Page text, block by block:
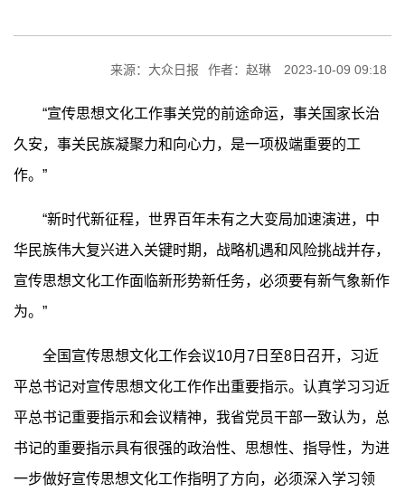
来源：大众日报 作者：赵琳 2023-10-09 09:18
“宣传思想文化工作事关党的前途命运，事关国家长治
久安，事关民族凝聚力和向心力，是一项极端重要的工
作。”
“新时代新征程，世界百年未有之大变局加速演进，中
华民族伟大复兴进入关键时期，战略机遇和风险挑战并存，
宣传思想文化工作面临新形势新任务，必须要有新气象新作
为。”
全国宣传思想文化工作会议10月7日至8日召开，习近
平总书记对宣传思想文化工作作出重要指示。认真学习习近
平总书记重要指示和会议精神，我省党员干部一致认为，总
书记的重要指示具有很强的政治性、思想性、指导性，为进
一步做好宣传思想文化工作指明了方向，必须深入学习领